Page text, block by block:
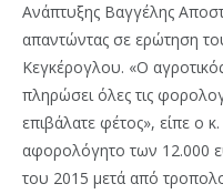
Ανάπτυξης Βαγγέλης
απαντώντας σε ερώτηση
Κεγκέρογλου. «Ο
πληρώσει όλες τις
επιβάλατε φέτος», είπε ο
αφορολόγητο των 12.000
του 2015 μετά από